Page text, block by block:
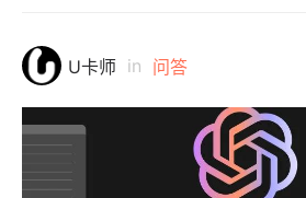
U卡师 in 问答